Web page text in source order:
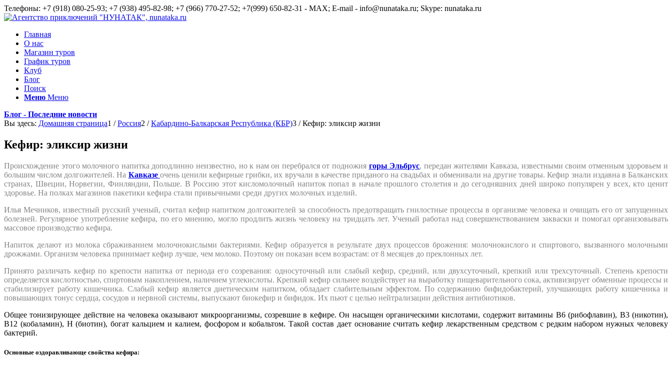
Телефоны: +7 (918) 080-25-93; +7 (938) 495-82-98; +7 (966) 770-27-52; +7(999) 650-82-31 - MAX; E-mail - info@nunataka.ru; Skype: nunataka.ru
Главная
О нас
Магазин туров
График туров
Клуб
Блог
Поиск
Меню Меню
Блог - Последние новости
Вы здесь: Домашняя страница1 / Россия2 / Кабардино-Балкарская Республика (КБР)3 / Кефир: эликсир жизни
Кефир: эликсир жизни
Происхождение этого молочного напитка доподлинно неизвестно, но к нам он перебрался от подножия горы Эльбрус, передан жителями Кавказа, известными своим отменным здоровьем и
большим числом долгожителей. На Кавказе очень ценили кефирные грибки, их вручали в качестве приданого на свадьбах и обменивали на другие товары. Кефир знали издавна в Балканских
странах, Швеции, Норвегии, Финляндии, Польше. В Россию этот кисломолочный напиток попал в начале прошлого столетия и до сегодняшних дней широко популярен у всех, кто ценит
здоровье. На полках магазинов пакетики кефира стали привычными среди других молочных изделий.
Илья Мечников, известный русский ученый, считал кефир напитком долгожителей за способность предотвращать гнилостные процессы в организме человека и очищать его от запущенных
болезней. Регулярное употребление кефира, по его мнению, могло продлить жизнь человеку на тридцать лет. Ученый работал над совершенствованием закваски и помогал организовывать
массовое производство кефира.
Напиток делают из молока сбраживанием молочнокислыми бактериями. Кефир образуется в результате двух процессов брожения: молочнокислого и спиртового, вызванного молочными
дрожжами. Организм человека принимает кефир лучше, чем молоко. Поэтому он показан всем возрастам: от 8 месяцев до преклонных лет.
Принято различать кефир по крепости напитка от периода его созревания: односуточный или слабый кефир, средний, или двухсуточный, крепкий или трехсуточный. Степень крепости
определяется кислотностью, спиртовым накоплением, наличием углекислоты. Крепкий кефир сильнее воздействует на выработку пищеварительного сока, активизирует обменные процессы и
стабилизирует работу кишечника. Слабый кефир является диетическим напитком, обладает слабительным эффектом. По содержанию бифидобактерий, улучшающих работу кишечника и
повышающих тонус сердца, сосудов и нервной системы, выпускают биокефир и бифидок. Их пьют с целью нейтрализации действия антибиотиков.
Общее тонизирующее действие на человека оказывают микроорганизмы, созревшие в кефире. Он насыщен органическими кислотами, содержит витамины В6 (рибофлавин), В3 (никотин),
В12 (кобаламин), Н (биотин), богат кальцием и калием, фосфором и кобальтом. Такой состав дает основание считать кефир лекарственным средством с редким набором нужных человеку
бактерий.
Основные оздоравливающе свойства кефира: